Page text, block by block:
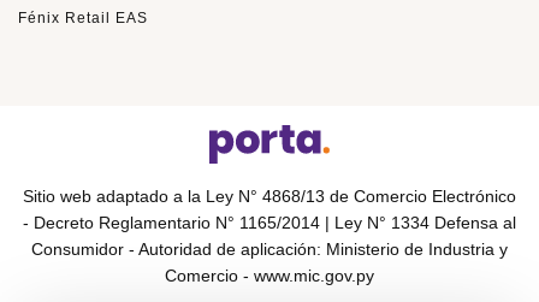
Fénix Retail EAS
Sitio web adaptado a la Ley N° 4868/13 de Comercio Electrónico
- Decreto Reglamentario N° 1165/2014 | Ley N° 1334 Defensa al
Consumidor - Autoridad de aplicación: Ministerio de Industria y
Comercio - www.mic.gov.py